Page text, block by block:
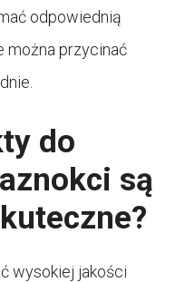
odpowiednią
można przycinać
do
są
wysokiej jakości